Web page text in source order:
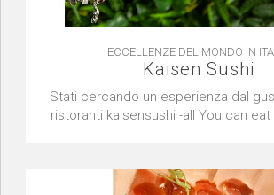
ECCELLENZE DEL MONDO IN
Kaisen Sushi
Stati cercando un esperienza dal
ristoranti kaisensushi -all You can eat